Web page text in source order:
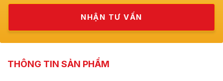
THÔNG TIN SẢN PHẨM